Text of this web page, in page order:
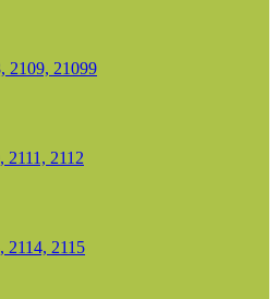
2109, 21099
2112
2114, 2115